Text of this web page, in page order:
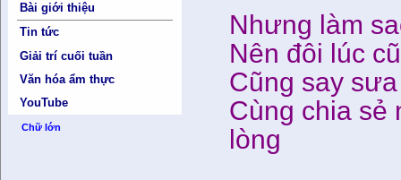
Bài giới thiệu
Tin tức
Giải trí cuối tuần
Văn hóa ẩm thực
YouTube
Chữ lớn
Nhưng làm
Nên đôi lúc
Cũng say
Cùng chia sẻ
lòng